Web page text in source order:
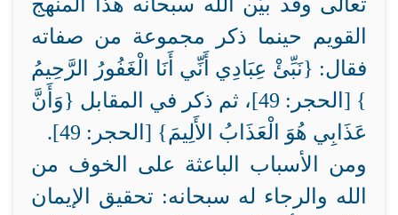
القويم حينما ذكر مجموعة من صفاته
فقال: {نَبِّئْ عِبَادِي أَنِّي أَنَا الْغَفُورُ الرَّحِيمُ
} [الحجر: 49]، ثم ذكر في المقابل {وَأَنَّ
عَذَابِي هُوَ الْعَذَابُ الأَلِيمَ} [الحجر: 49].
ومن الأسباب الباعثة على الخوف من
الله والرجاء له سبحانه: تحقيق الإيمان